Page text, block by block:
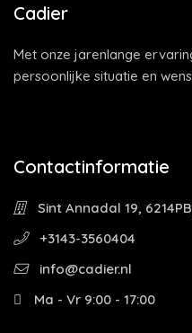
Cadier
Met onze jarenlange
persoonlijke situatie en
Contactinformatie
Sint Annadal 19,
+3143-3560404
info@cadier.nl
Ma - Vr 9:00 - 17:00